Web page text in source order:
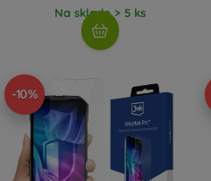
Na sklade > 5 ks
-10%